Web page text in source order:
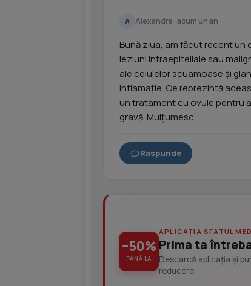
A Alexandra · acum un an
Bună ziua, am făcut recent
leziuni intraepiteliale sau
ale celulelor scuamoase și
inflamație. Ce reprezintă
un tratament cu ovule pentru
gravă. Mulțumesc.
Raspunde
−50%
PÂNĂ LA
APLICAȚIA SFATUL
Prima ta
Descarcă aplicația și
reducere.